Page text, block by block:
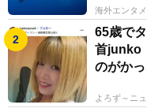
海外エンタメ
65歳で
首junko
のがかっ
よろず～ニ